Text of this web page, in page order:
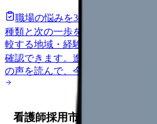
職場の悩みを30秒で診断
辞め
種類と次の一歩を整理します。
較する地域・経験年数・施設形態
確認できます。 進む 匿名掲示
の声を読んで、今の職場だけの問
看護師採用市場の現状と動